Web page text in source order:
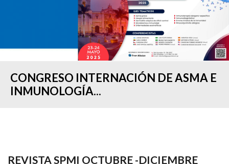
CONGRESO INTERNACIÓN DE ASMA E
INMUNOLOGÍA...
REVISTA SPMI OCTUBRE -DICIEMBRE